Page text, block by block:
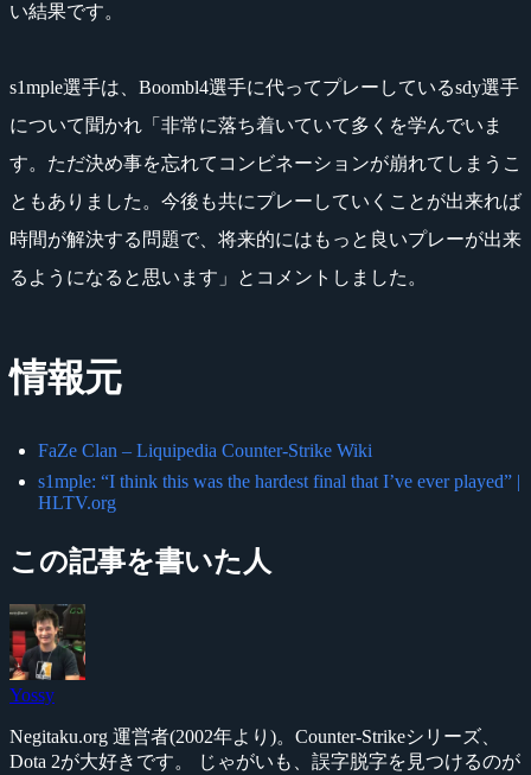
い結果です。
s1mple選手は、Boombl4選手に代ってプレーしているsdy選手
について聞かれ「非常に落ち着いていて多くを学んでいま
す。ただ決め事を忘れてコンビネーションが崩れてしまうこ
ともありました。今後も共にプレーしていくことが出来れば
時間が解決する問題で、将来的にはもっと良いプレーが出来
るようになると思います」とコメントしました。
情報元
FaZe Clan – Liquipedia Counter-Strike Wiki
s1mple: “I think this was the hardest final that I’ve ever played” |
HLTV.org
この記事を書いた人
Yossy
Negitaku.org 運営者(2002年より)。Counter-Strikeシリーズ、
Dota 2が大好きです。 じゃがいも、誤字脱字を見つけるのが